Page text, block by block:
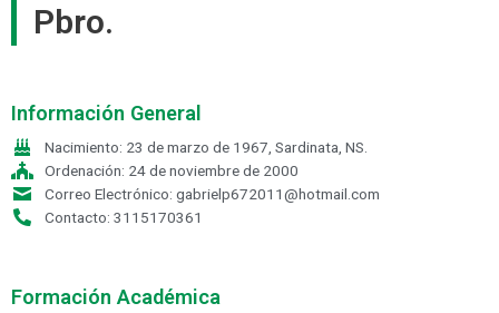
Pbro.
Información General
Nacimiento: 23 de marzo de 1967, Sardinata, NS.
Ordenación: 24 de noviembre de 2000
Correo Electrónico: gabrielp672011@hotmail.com
Contacto: 3115170361
Formación Académica